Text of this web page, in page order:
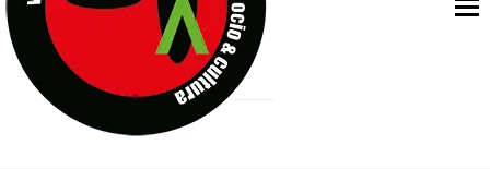
D’BALDOMEROS REINVENTAN [BITÁCORA 3.0] EN EXVITA
MARSHALL FLASH PRESENTA EN EXVITA [RELATIVA
JOFRE BARDAGÍ EN EXVITA INTERPRETANDO A SERRAT